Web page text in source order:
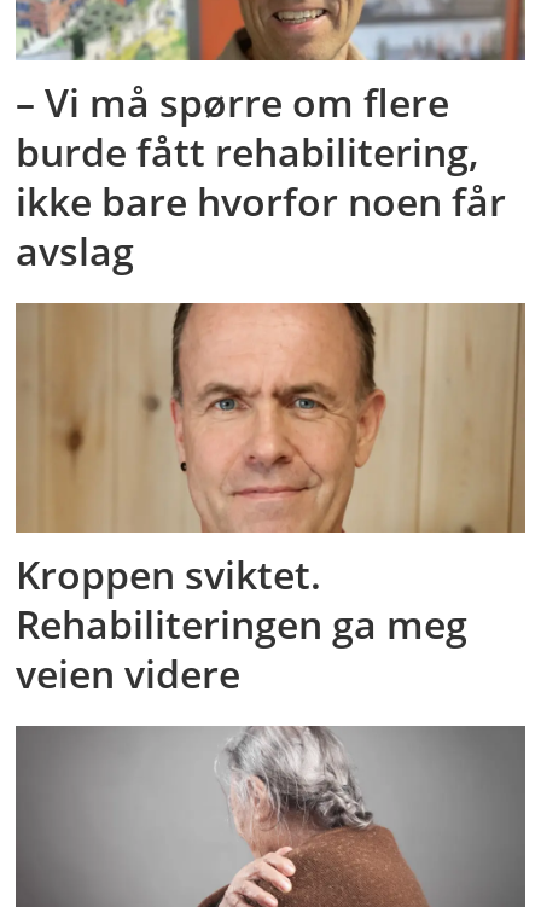
– Vi må spørre om flere
burde fått rehabilitering,
ikke bare hvorfor noen får
avslag
Kroppen sviktet.
Rehabiliteringen ga meg
veien videre